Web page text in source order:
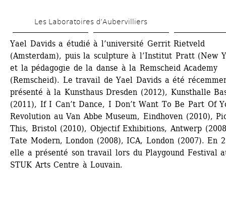
au
contenu
principal
Les Laboratoires d’Aubervilliers
Yael Davids a étudié à l’université Gerrit Rietveld
(Amsterdam), puis la sculpture à l’Institut Pratt (New
et la pédagogie de la danse à la Remscheid Academy
(Remscheid). Le travail de Yael Davids a été
présenté à la Kunsthaus Dresden (2012), Kunsthalle
(2011), If I Can’t Dance, I Don’t Want To Be Part Of
Revolution au Van Abbe Museum, Eindhoven (2010),
This, Bristol (2010), Objectif Exhibitions, Antwerp
Tate Modern, London (2008), ICA, London (2007). En
elle a présenté son travail lors du Playgound Festival
STUK Arts Centre à Louvain.